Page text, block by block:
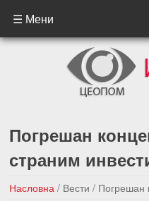
☰ Мени
Погрешан
страним
Насловна / Вести/ Погрешан